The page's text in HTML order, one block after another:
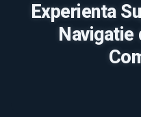
Experienta
Navigatie